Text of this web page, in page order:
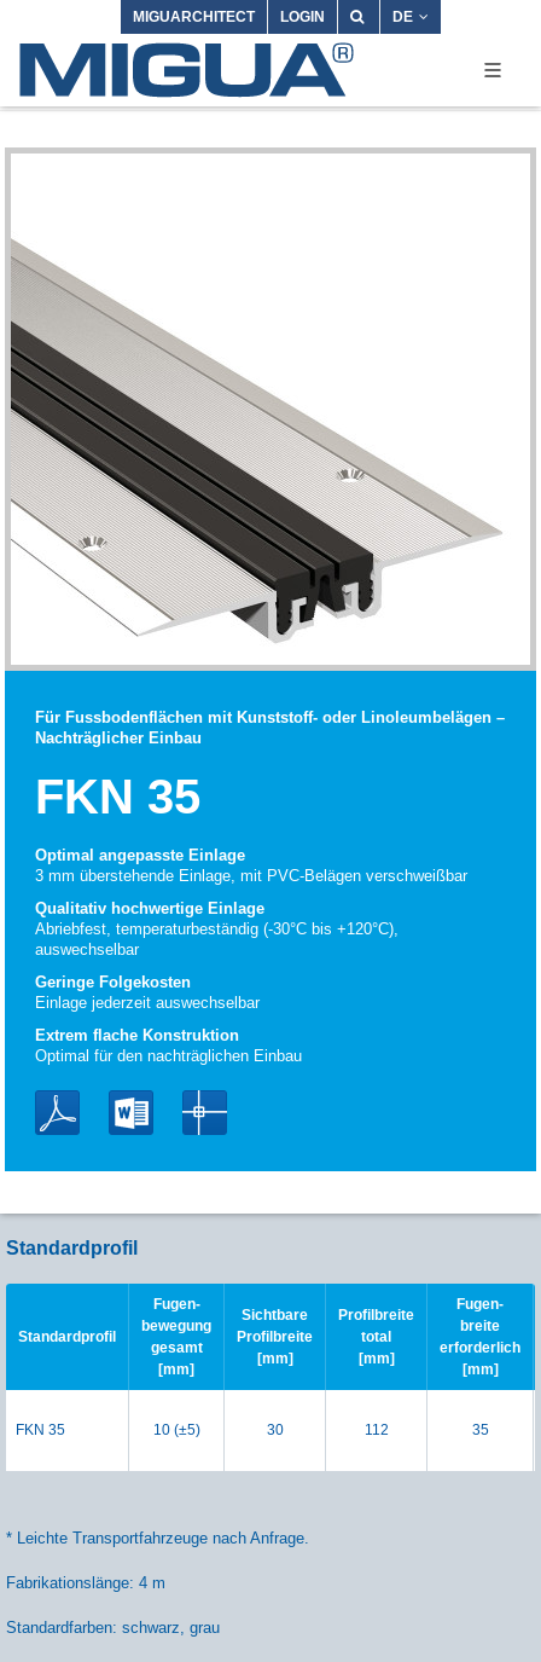
MIGUARCHITECT LOGIN DE
Für Fussbodenflächen mit Kunststoff- oder Linoleumbelägen –
Nachträglicher Einbau
FKN 35
Optimal angepasste Einlage
3 mm überstehende Einlage, mit PVC-Belägen verschweißbar
Qualitativ hochwertige Einlage
Abriebfest, temperaturbeständig (-30°C bis +120°C),
auswechselbar
Geringe Folgekosten
Einlage jederzeit auswechselbar
Extrem flache Konstruktion
Optimal für den nachträglichen Einbau
Standardprofil
Standardprofil
Fugen-
bewegung
gesamt
[mm]
Sichtbare
Profilbreite
[mm]
Profilbreite
total
[mm]
Fugen-
breite
erforderlich
[mm]
FKN 35 10 (±5) 30 112 35
* Leichte Transportfahrzeuge nach Anfrage.
Fabrikationslänge: 4 m
Standardfarben: schwarz, grau